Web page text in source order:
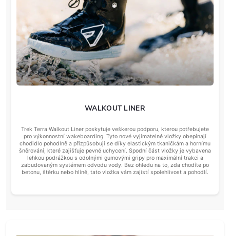
WALKOUT LINER
Trek Terra Walkout Liner poskytuje veškerou podporu, kterou potřebujete
pro výkonnostní wakeboarding. Tyto nové vyjímatelné vložky obepínají
chodidlo pohodlně a přizpůsobují se díky elastickým tkaničkám a hornímu
šněrování, které zajišťuje pevné uchycení. Spodní část vložky je vybavena
lehkou podrážkou s odolnými gumovými gripy pro maximální trakci a
zabudovaným systémem odvodu vody. Bez ohledu na to, zda chodíte po
betonu, štěrku nebo hlíně, tato vložka vám zajistí spolehlivost a pohodlí.